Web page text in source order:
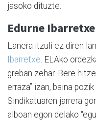
jasoko dituzte.
Edurne
Lanera itzuli ez diren
Ibarretxe. ELAko
greban zehar. Bere
erraza” izan, baina
Sindikatuaren jarrera
alboan egon delako